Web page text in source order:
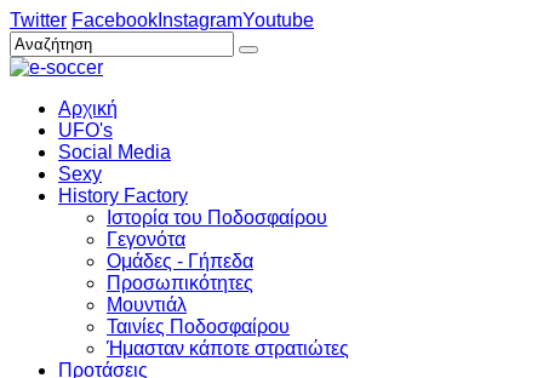
Twitter Facebook InstagramYoutube
Αρχική
UFO's
Social Media
Sexy
History Factory
Ιστορία του Ποδοσφαίρου
Γεγονότα
Ομάδες - Γήπεδα
Προσωπικότητες
Μουντιάλ
Ταινίες Ποδοσφαίρου
Ήμασταν κάποτε στρατιώτες
Προτάσεις